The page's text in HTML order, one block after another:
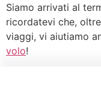
Siamo arrivati al
ricordatevi che,
viaggi, vi aiutiamo
volo!